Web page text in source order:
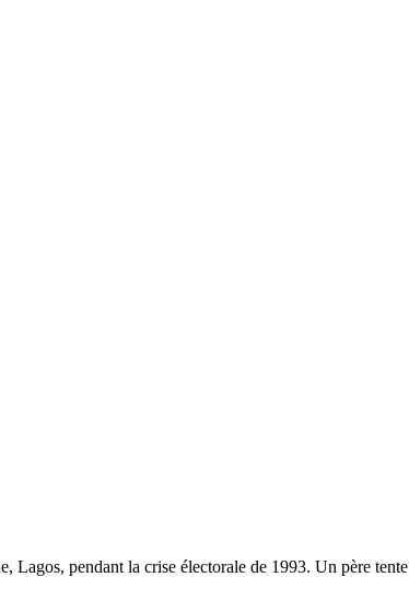
pendant la crise électorale de 1993. Un père